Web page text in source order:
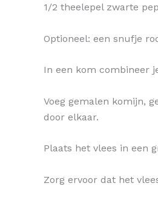
1/2 theelepel zwarte
Optioneel: een snufje
In een kom combineer
Voeg gemalen komijn,
door elkaar.
Plaats het vlees in een
Zorg ervoor dat het